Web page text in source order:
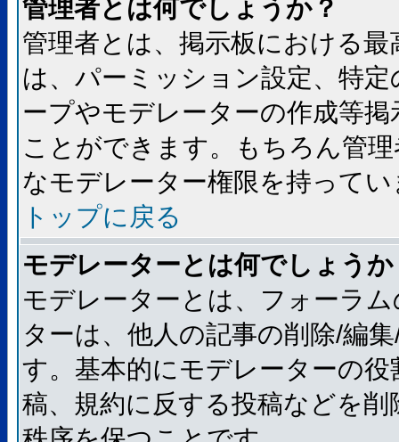
管理者とは何でしょうか？
管理者とは、掲示板における
は、パーミッション設定、特
ープやモデレーターの作成等
ことができます。もちろん管
なモデレーター権限を持ってい
トップに戻る
モデレーターとは何でしょうか
モデレーターとは、フォーラ
ターは、他人の記事の削除/編
す。基本的にモデレーターの
稿、規約に反する投稿などを